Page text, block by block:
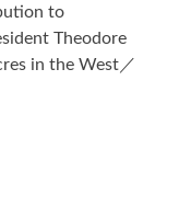
to
Theodore
in the West／